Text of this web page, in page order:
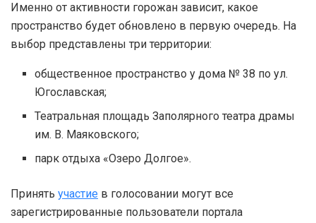
Именно от активности горожан зависит, какое
пространство будет обновлено в первую очередь. На
выбор представлены три территории:
общественное пространство у дома № 38 по ул.
Югославская;
Театральная площадь Заполярного театра драмы
им. В. Маяковского;
парк отдыха «Озеро Долгое».
Принять участие в голосовании могут все
зарегистрированные пользователи портала